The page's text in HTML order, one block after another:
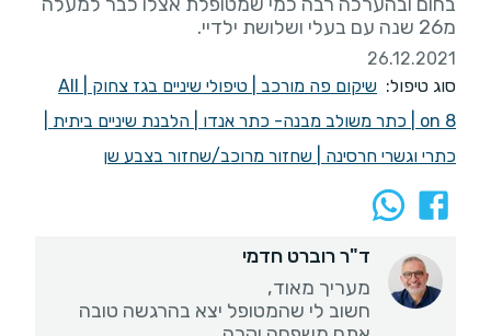
מ26 שנה עם בעלי ושלושת ילדיי.
26.12.2021
סוג טיפול: שיקום פה מורכב טיפולי שיניים בגז צחוק
All
on 8
כתר משולב מבנה- כתר אנדו הלבנת שיניים ביתית
כתרי וגשרי חרסינה
שחזור מרוכב/שחזור בצבע שן
ד"ר רוברט חדמי